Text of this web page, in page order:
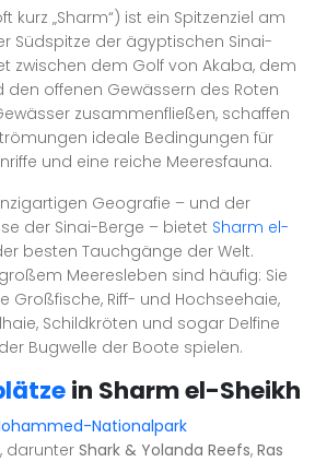
kurz „Sharm“) ist ein Spitzenziel am
Südspitze der ägyptischen Sinai-
zwischen dem Golf von Akaba, dem
den offenen Gewässern des Roten
zusammenfließen, schaffen
ideale Bedingungen für
und eine reiche Meeresfauna.
Geografie – und der
der Sinai-Berge – bietet Sharm el-
besten Tauchgänge der Welt.
Meeresleben sind häufig: Sie
Großfische, Riff- und Hochseehaie,
Schildkröten und sogar Delfine
Bugwelle der Boote spielen.
in Sharm el-Sheikh
Nationalpark
darunterShark & Yolanda Reefs, Ras